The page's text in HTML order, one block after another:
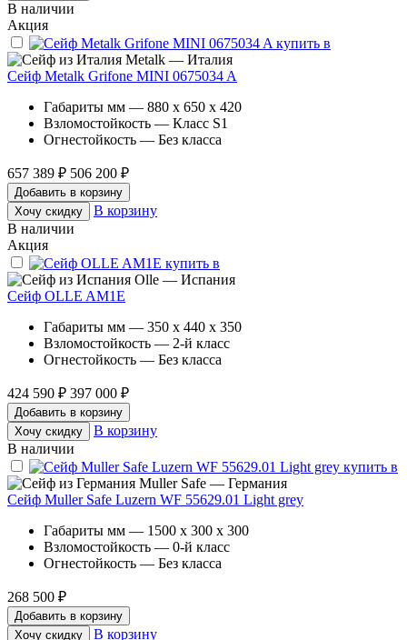
В наличии
Акция
Metalk — Италия
Сейф Metalk Grifone MINI 0675034 A
Габариты мм — 880 x 650 x 420
Взломостойкость — Класс S1
Огнестойкость — Без класса
657 389 ₽ 506 200 ₽
Добавить в корзину
Хочу скидку
В корзину
В наличии
Акция
Olle — Испания
Сейф OLLE AM1E
Габариты мм — 350 x 440 x 350
Взломостойкость — 2-й класс
Огнестойкость — Без класса
424 590 ₽ 397 000 ₽
Добавить в корзину
Хочу скидку
В корзину
В наличии
Muller Safe — Германия
Сейф Muller Safe Luzern WF 55629.01 Light grey
Габариты мм — 1500 x 300 x 300
Взломостойкость — 0-й класс
Огнестойкость — Без класса
268 500 ₽
Добавить в корзину
Хочу скидку
В корзину